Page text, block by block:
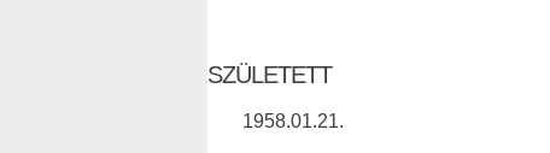
SZÜLETETT
1958.01.21.